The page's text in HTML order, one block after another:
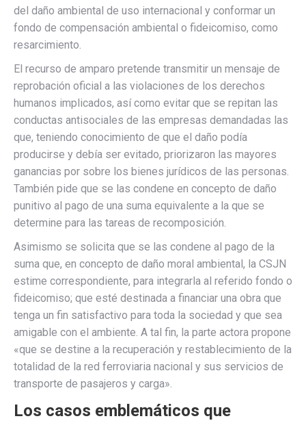
del daño ambiental de uso internacional y conformar un
fondo de compensación ambiental o fideicomiso, como
resarcimiento.
El recurso de amparo pretende transmitir un mensaje de
reprobación oficial a las violaciones de los derechos
humanos implicados, así como evitar que se repitan las
conductas antisociales de las empresas demandadas las
que, teniendo conocimiento de que el daño podía
producirse y debía ser evitado, priorizaron las mayores
ganancias por sobre los bienes jurídicos de las personas.
También pide que se las condene en concepto de daño
punitivo al pago de una suma equivalente a la que se
determine para las tareas de recomposición.
Asimismo se solicita que se las condene al pago de la
suma que, en concepto de daño moral ambiental, la CSJN
estime correspondiente, para integrarla al referido fondo o
fideicomiso; que esté destinada a financiar una obra que
tenga un fin satisfactivo para toda la sociedad y que sea
amigable con el ambiente. A tal fin, la parte actora propone
«que se destine a la recuperación y restablecimiento de la
totalidad de la red ferroviaria nacional y sus servicios de
transporte de pasajeros y carga».
Los casos emblemáticos que